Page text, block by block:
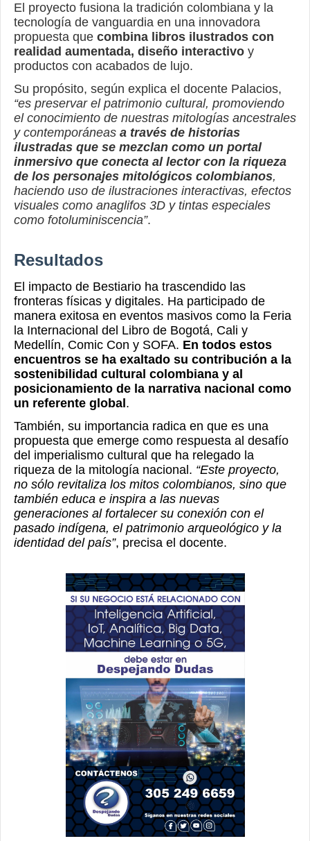
El proyecto fusiona la tradición colombiana y la
tecnología de vanguardia en una innovadora
propuesta que combina libros ilustrados con
realidad aumentada, diseño interactivo y
productos con acabados de lujo.
Su propósito, según explica el docente Palacios,
“es preservar el patrimonio cultural, promoviendo
el conocimiento de nuestras mitologías ancestrales
y contemporáneas a través de historias
ilustradas que se mezclan como un portal
inmersivo que conecta al lector con la riqueza
de los personajes mitológicos colombianos,
haciendo uso de ilustraciones interactivas, efectos
visuales como anaglifos 3D y tintas especiales
como fotoluminiscencia”.
Resultados
El impacto de Bestiario ha trascendido las
fronteras físicas y digitales. Ha participado de
manera exitosa en eventos masivos como la Feria
la Internacional del Libro de Bogotá, Cali y
Medellín, Comic Con y SOFA. En todos estos
encuentros se ha exaltado su contribución a la
sostenibilidad cultural colombiana y al
posicionamiento de la narrativa nacional como
un referente global .
También, su importancia radica en que es una
propuesta que emerge como respuesta al desafío
del imperialismo cultural que ha relegado la
riqueza de la mitología nacional. “Este proyecto,
no sólo revitaliza los mitos colombianos, sino que
también educa e inspira a las nuevas
generaciones al fortalecer su conexión con el
pasado indígena, el patrimonio arqueológico y la
identidad del país”, precisa el docente.